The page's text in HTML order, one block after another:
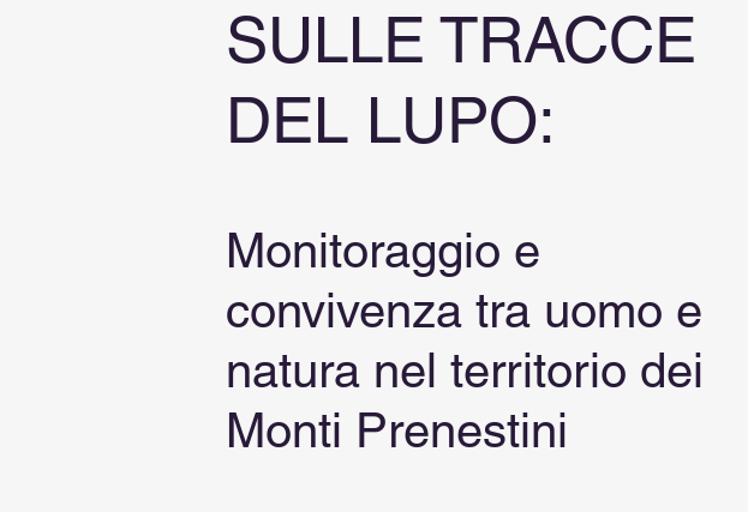
SULLE TRACCE
DEL LUPO:
Monitoraggio e
convivenza tra uomo e
natura nel territorio dei
Monti Prenestini